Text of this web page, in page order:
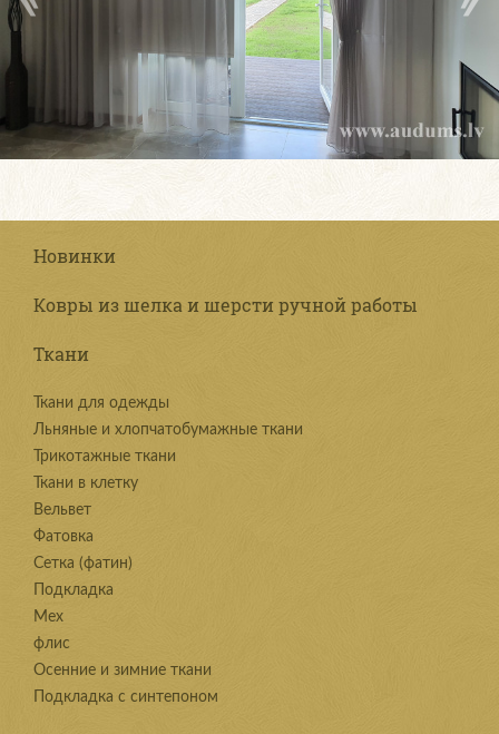
Новинки
Ковры из шелка и шерсти ручной работы
Ткани
Ткани для одежды
Льняные и хлопчатобумажные ткани
Трикотажные ткани
Ткани в клетку
Вельвет
Фатовка
Сетка (фатин)
Подкладка
Мех
флис
Осенние и зимние ткани
Подкладка с синтепоном